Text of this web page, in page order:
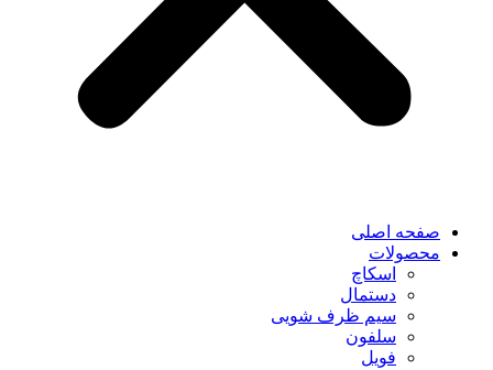
صفحه اصلی
محصولات
اسکاچ
دستمال
سیم ظرف شویی
سلفون
فویل